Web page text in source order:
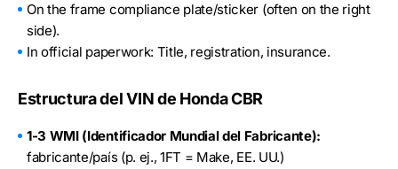
On the frame compliance plate/sticker (often on the right
side).
In official paperwork: Title, registration, insurance.
Estructura del VIN de Honda CBR
1-3 WMI (Identificador Mundial del Fabricante):
fabricante/país (p. ej., 1FT = Make, EE. UU.)